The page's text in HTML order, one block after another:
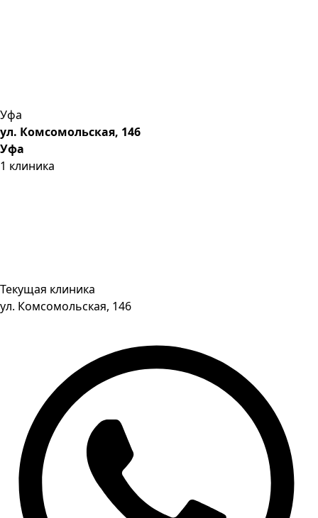
Уфа
ул. Комсомольская, 146
Уфа
1 клиника
Текущая клиника
ул. Комсомольская, 146